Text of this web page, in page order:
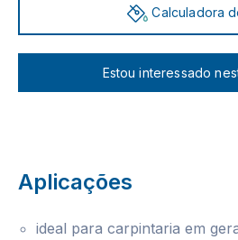
Calculadora
Estou interessado
Aplicações
ideal para carpintaria em